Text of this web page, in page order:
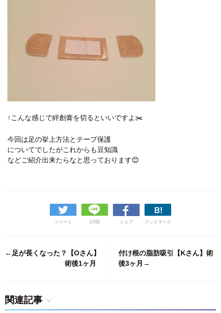
↑こんな感じで絆創膏を切るといいですよ✂️
今回は足の挙上方法とテープ保護
についてでしたがこれからも豆知識
などご紹介出来たらなと思っております😊
ツイート LINE シェア ブックマーク
←足が長くなった？【Oさん】
術後1ヶ月
付け根の脂肪吸引【Kさん】術
後3ヶ月→
関連記事